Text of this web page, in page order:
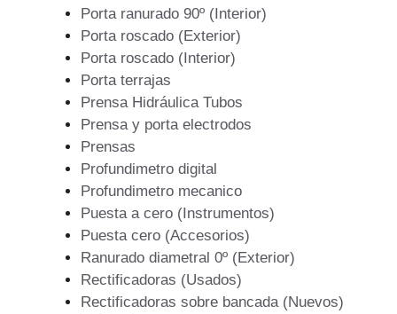
Porta ranurado 90º (Interior)
Porta roscado (Exterior)
Porta roscado (Interior)
Porta terrajas
Prensa Hidráulica Tubos
Prensa y porta electrodos
Prensas
Profundimetro digital
Profundimetro mecanico
Puesta a cero (Instrumentos)
Puesta cero (Accesorios)
Ranurado diametral 0º (Exterior)
Rectificadoras (Usados)
Rectificadoras sobre bancada (Nuevos)